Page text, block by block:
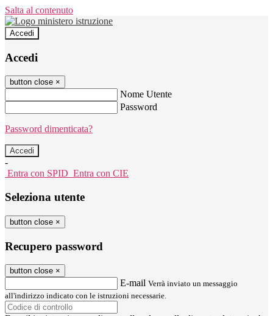
Salta al contenuto
Accedi
Accedi
button close ×
Nome Utente
Password
Password dimenticata?
-
Entra con SPID Entra con CIE
Seleziona utente
button close ×
Recupero password
button close ×
E-mail Verrà inviato un messaggio
all'indirizzo indicato con le istruzioni necessarie.